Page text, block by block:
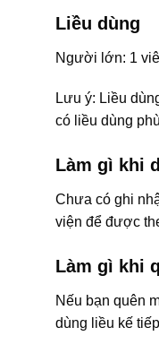
Liều dùng
Người lớn: 1
Lưu ý: Liều
có liều dùng
Làm gì khi
Chưa có ghi
viện để được
Làm gì khi
Nếu bạn quên
dùng liều kế